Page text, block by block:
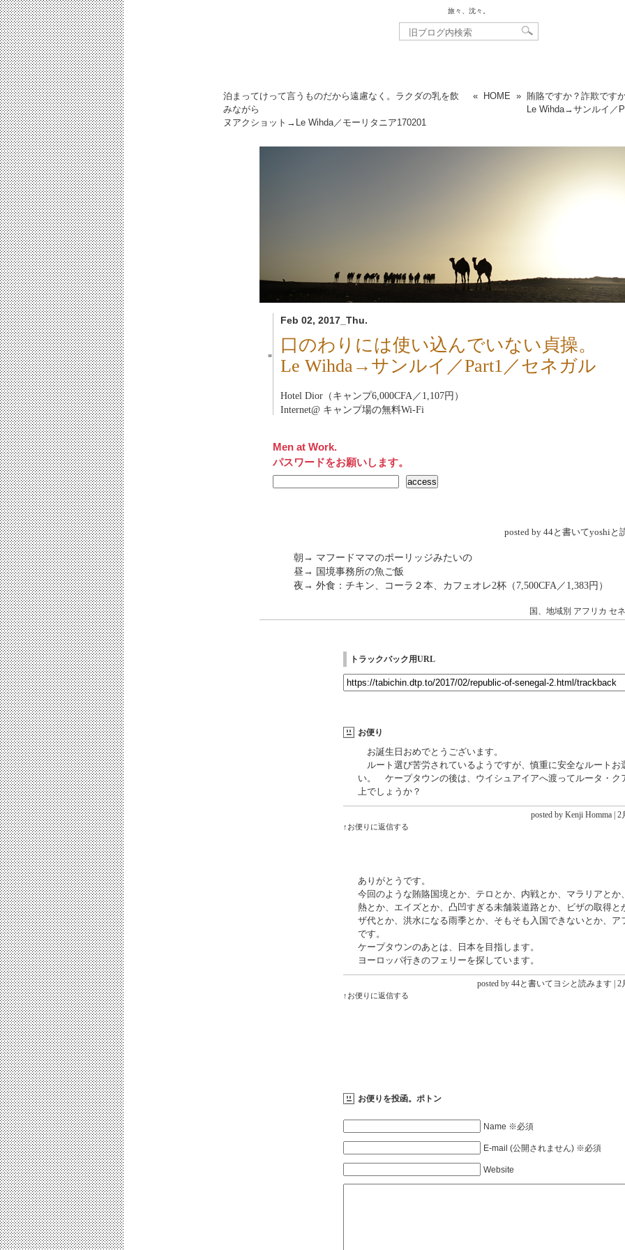
旅々、沈々。
泊まってけって言うものだから遠慮なく。ラクダの乳を飲
みながら
ヌアクショット→Le Wihda／モーリタニア170201
« HOME » 賄賂ですか？詐欺です
Le Wihda→サンルイ／
Feb 02, 2017_Thu.
■
口のわりには使い込んでいない貞操。
Le Wihda→サンルイ／Part1／セネガル
Hotel Dior（キャンプ6,000CFA／1,107円）
Internet@ キャンプ場の無料Wi-Fi
Men at Work.
パスワードをお願いします。
posted by 44と書いてyoshiと
朝→ マフードママのポーリッジみたいの
昼→ 国境事務所の魚ご飯
夜→ 外食：チキン、コーラ２本、カフェオレ2杯（7,500CFA／1,383円）
国、地域別 アフリカ セ
トラックバック用URL
お便り
お誕生日おめでとうございます。
ルート選び苦労されているようですが、慎重に安全なルートお
い。 ケープタウンの後は、ウイシュアイアへ渡ってルータ・ク
上でしょうか？
posted by Kenji Homma | 2
↑お便りに返信する
ありがとうです。
今回のような賄賂国境とか、テロとか、内戦とか、マラリアとか
熱とか、エイズとか、凸凹すぎる未舗装道路とか、ビザの取得と
ザ代とか、洪水になる雨季とか、そもそも入国できないとか、ア
です。
ケープタウンのあとは、日本を目指します。
ヨーロッパ行きのフェリーを探しています。
posted by 44と書いてヨシと読みます | 2
↑お便りに返信する
お便りを投函。ポトン
Name ※必須
E-mail (公開されません) ※必須
Website